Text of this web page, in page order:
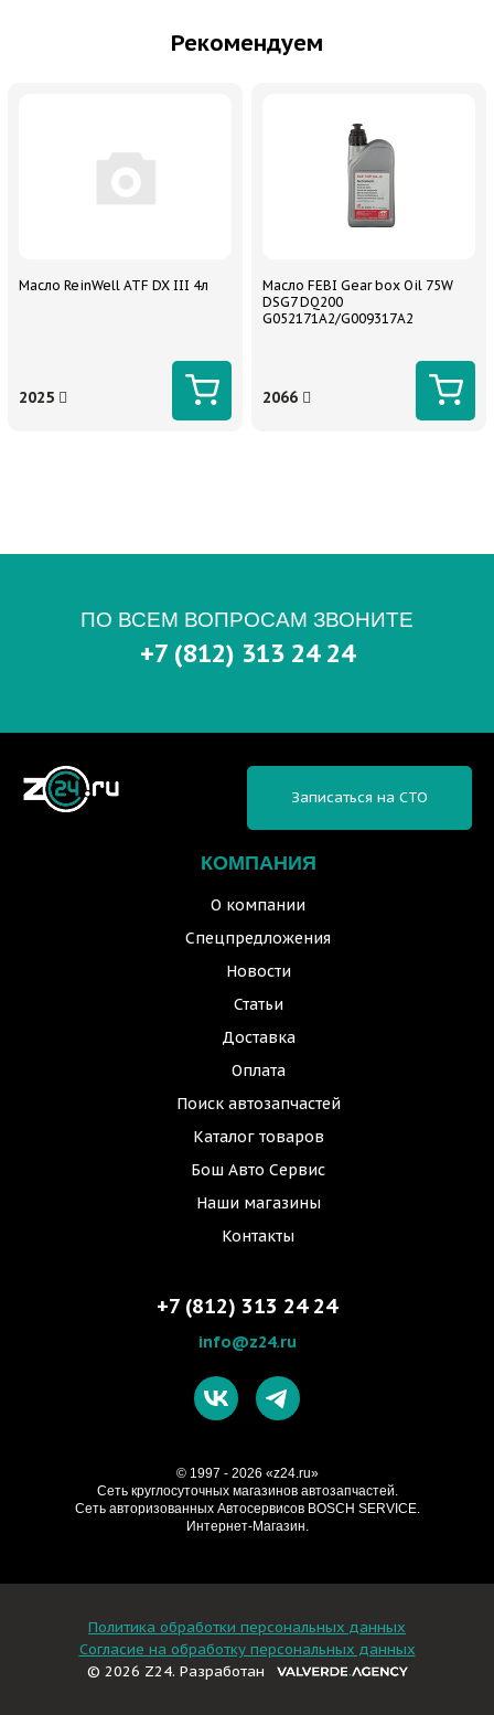
Рекомендуем
Масло ReinWell ATF DX III 4л
2025
Масло FEBI Gear box Oil 75W
DSG7 DQ200
G052171A2/G009317A2
2066
ПО ВСЕМ ВОПРОСАМ ЗВОНИТЕ
+7 (812) 313 24 24
КОМПАНИЯ
О компании
Спецпредложения
Новости
Статьи
Доставка
Оплата
Поиск автозапчастей
Каталог товаров
Бош Авто Сервис
Наши магазины
Контакты
Записаться на СТО
+7 (812) 313 24 24
info@z24.ru
© 1997 - 2026 «z24.ru»
Cеть круглосуточных магазинов автозапчастей.
Сеть авторизованных Автосервисов BOSCH SERVICE.
Интернет-Магазин.
Политика обработки персональных данных
Согласие на обработку персональных данных
© 2026 Z24. Разработан